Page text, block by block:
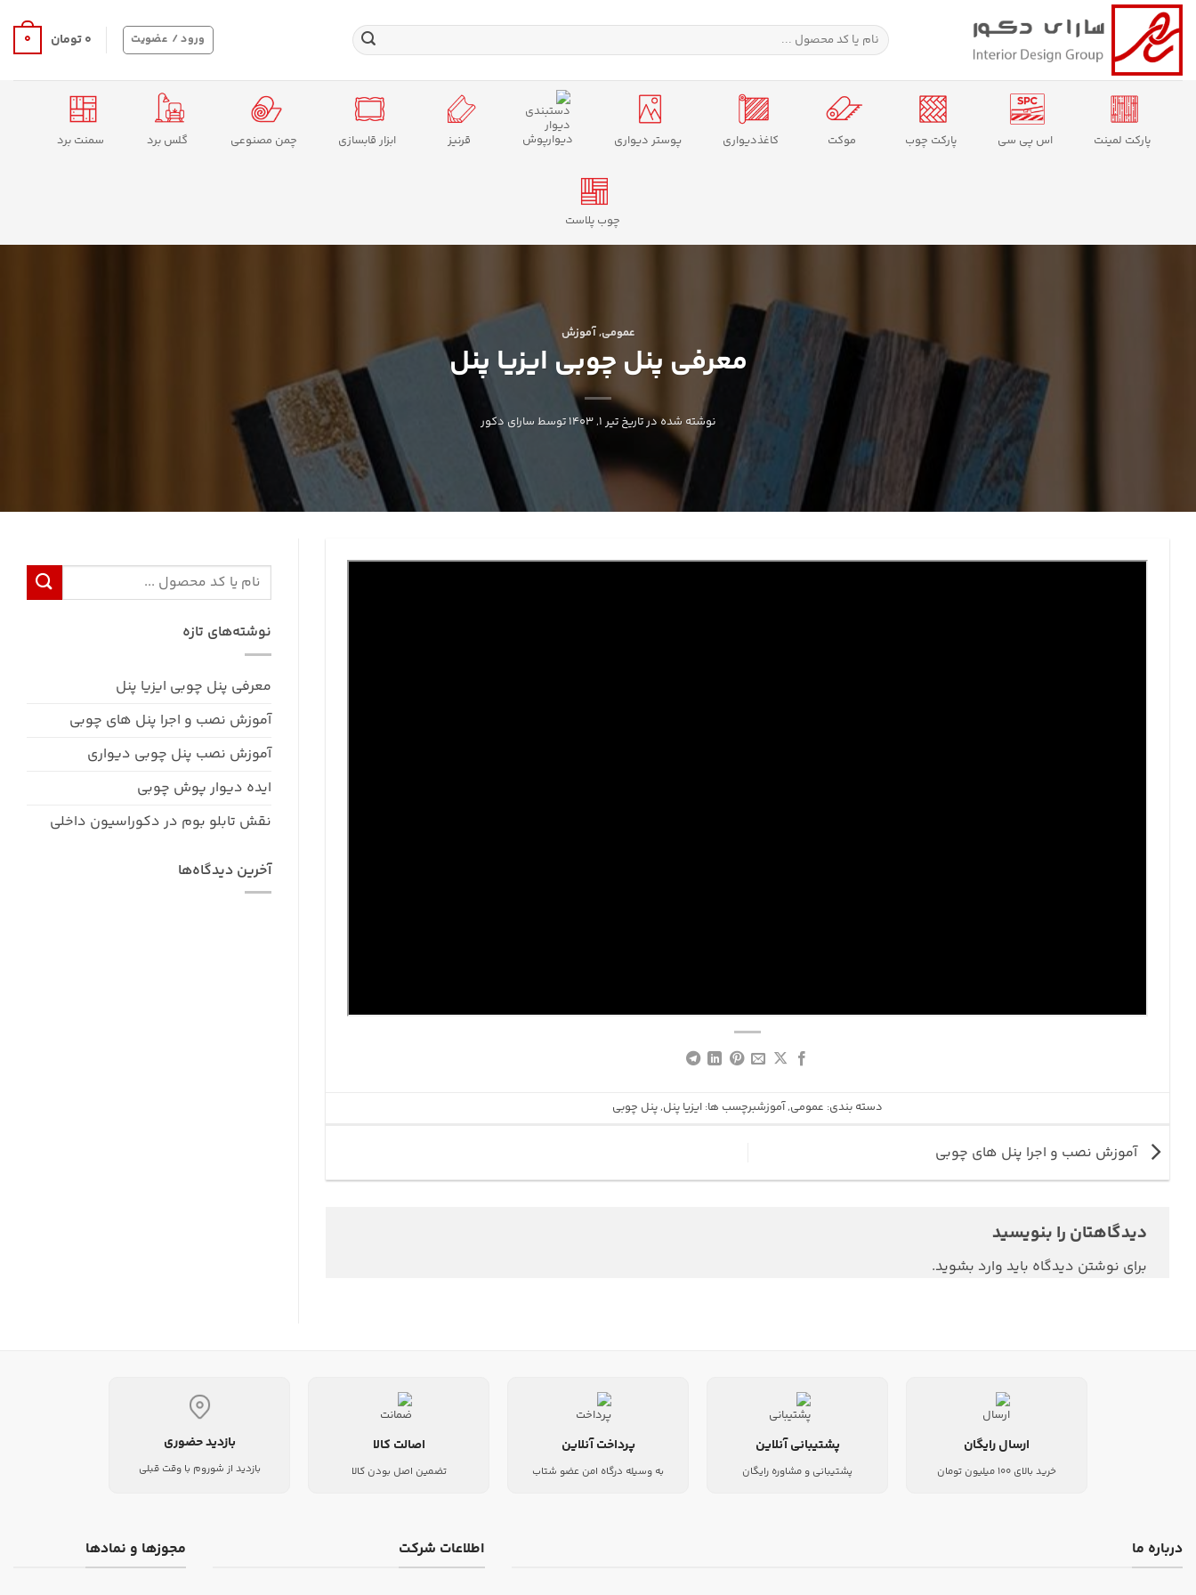
Skip
content
جستجو
برای:
ورود / عضویت ۰تومان 0
پارکت لمینت اس پی سی پارکت چوب موکت کاغذدیواری پوستر دیواری دیوارپوش قرنیز ابزار قابسازی چمن مصنوعی گلس برد سمنت برد
چوب پلاست
عمومی,آموزش
معرفی پنل چوبی ایزیا پنل
نوشته شده در تاریخ تیر 1, 1403 توسط سارای دکور
دسته بندی: عمومی,آموزشبرچسب ها: ایزیا پنل,پنل چوبی
آموزش نصب و اجرا پنل های چوبی
دیدگاهتان را بنویسید
برای نوشتن دیدگاه باید وارد بشوید.
نوشته‌های تازه
معرفی پنل چوبی ایزیا پنل
آموزش نصب و اجرا پنل های چوبی
آموزش نصب پنل چوبی دیواری
ایده دیوار پوش چوبی
نقش تابلو بوم در دکوراسیون داخلی
آخرین دیدگاه‌ها
ارسال رایگان
خرید بالای 100 میلیون تومان
پشتیبانی آنلاین
پشتیبانی و مشاوره رایگان
پرداخت آنلاین
به وسیله درگاه امن عضو شتاب
اصالت کالا
تضمین اصل بودن کالا
بازدید حضوری
بازدید از شوروم با وقت قبلی
درباره ما اطلاعات شرکت مجوزها و نمادها